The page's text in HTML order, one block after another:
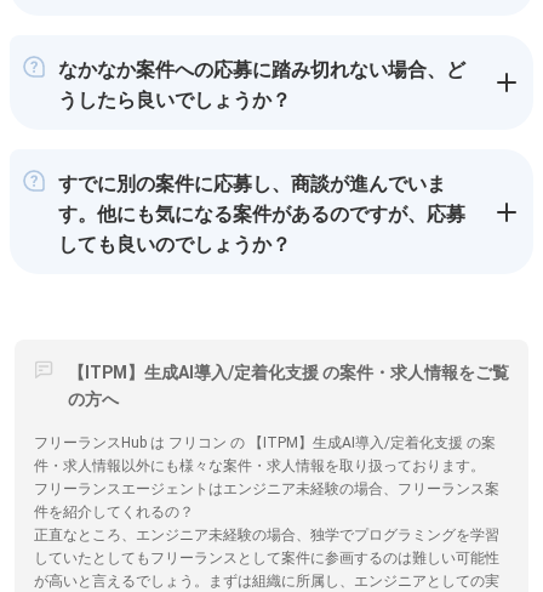
なかなか案件への応募に踏み切れない場合、ど
うしたら良いでしょうか？
すでに別の案件に応募し、商談が進んでいま
す。他にも気になる案件があるのですが、応募
しても良いのでしょうか？
【ITPM】生成AI導入/定着化支援 の案件・求人情報をご覧
の方へ
フリーランスHub は フリコン の 【ITPM】生成AI導入/定着化支援 の案
件・求人情報以外にも様々な案件・求人情報を取り扱っております。
フリーランスエージェントはエンジニア未経験の場合、フリーランス案
件を紹介してくれるの？
正直なところ、エンジニア未経験の場合、独学でプログラミングを学習
していたとしてもフリーランスとして案件に参画するのは難しい可能性
が高いと言えるでしょう。まずは組織に所属し、エンジニアとしての実